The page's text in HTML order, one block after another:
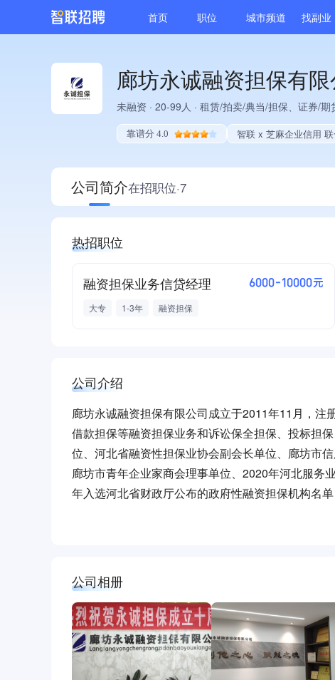
首页 职位 城市频道 找副业
廊坊永诚融资担保有限
未融资 · 20-99人 · 租赁/拍卖/典当/担保、证券/期
靠谱分 4.0 智联 x 芝麻企业信用
公司简介在招职位·7
热招职位
融资担保业务信贷经理 6000-10000元
大专 1-3年 融资担保
公司介绍
廊坊永诚融资担保有限公司成立于2011年11月，
借款担保等融资担保业务和诉讼保全担保、投标担
位、河北省融资性担保业协会副会长单位、廊坊市
廊坊市青年企业家商会理事单位、2020年河北服务
年入选河北省财政厅公布的政府性融资担保机构名
睐，目前合作银行有11家，分别为：建设银行、中
行、秦皇岛银行等等，授信余额达10亿元，截止目
公司相册